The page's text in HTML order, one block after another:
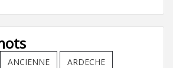
ANCIENNE ARDECHE